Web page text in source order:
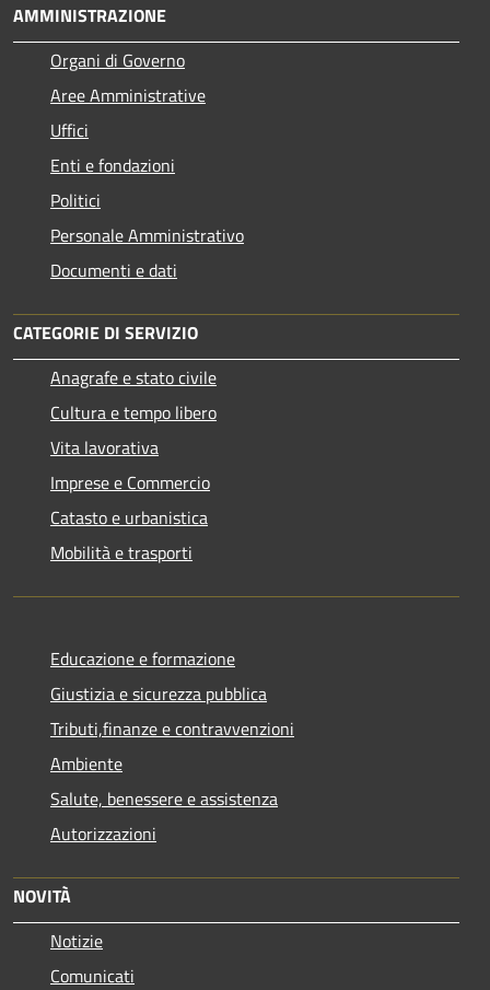
AMMINISTRAZIONE
Organi di Governo
Aree Amministrative
Uffici
Enti e fondazioni
Politici
Personale Amministrativo
Documenti e dati
CATEGORIE DI SERVIZIO
Anagrafe e stato civile
Cultura e tempo libero
Vita lavorativa
Imprese e Commercio
Catasto e urbanistica
Mobilità e trasporti
Educazione e formazione
Giustizia e sicurezza pubblica
Tributi,finanze e contravvenzioni
Ambiente
Salute, benessere e assistenza
Autorizzazioni
NOVITÀ
Notizie
Comunicati